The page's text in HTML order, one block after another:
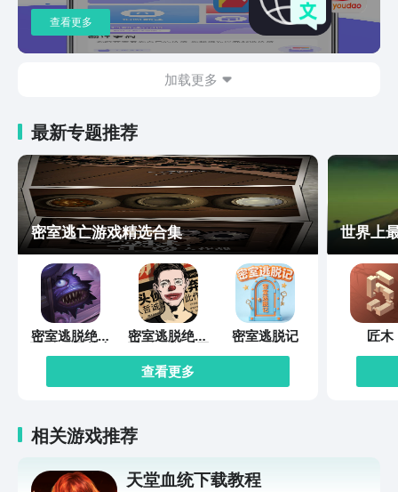
查看更多
加载更多
最新专题推荐
密室逃亡游戏精选合集
密室逃脱绝境
系列10寻梦大
作战
密室逃脱绝境
系列11游乐园
密室逃脱记
查看更多
世界上
匠木
相关游戏推荐
天堂血统下载教程